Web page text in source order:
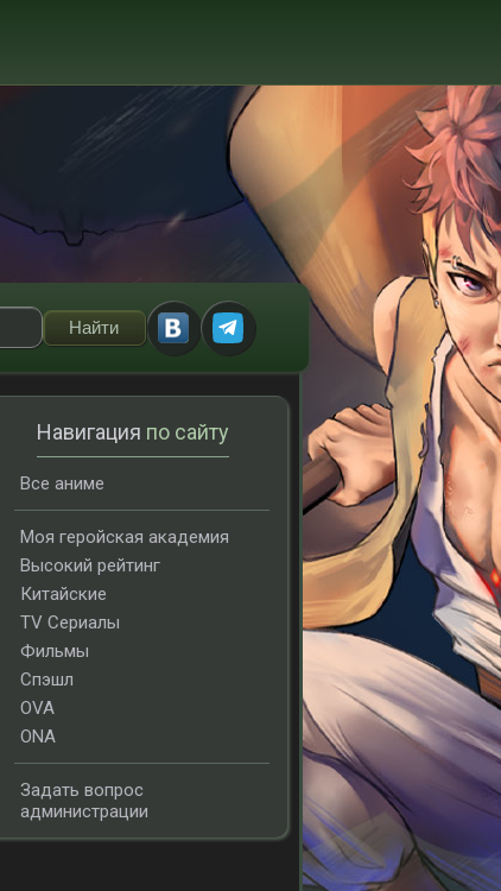
Навигация по сайту
Все аниме
Моя геройская академия
Высокий рейтинг
Китайские
TV Сериалы
Фильмы
Спэшл
OVA
ONA
Задать вопрос
администрации